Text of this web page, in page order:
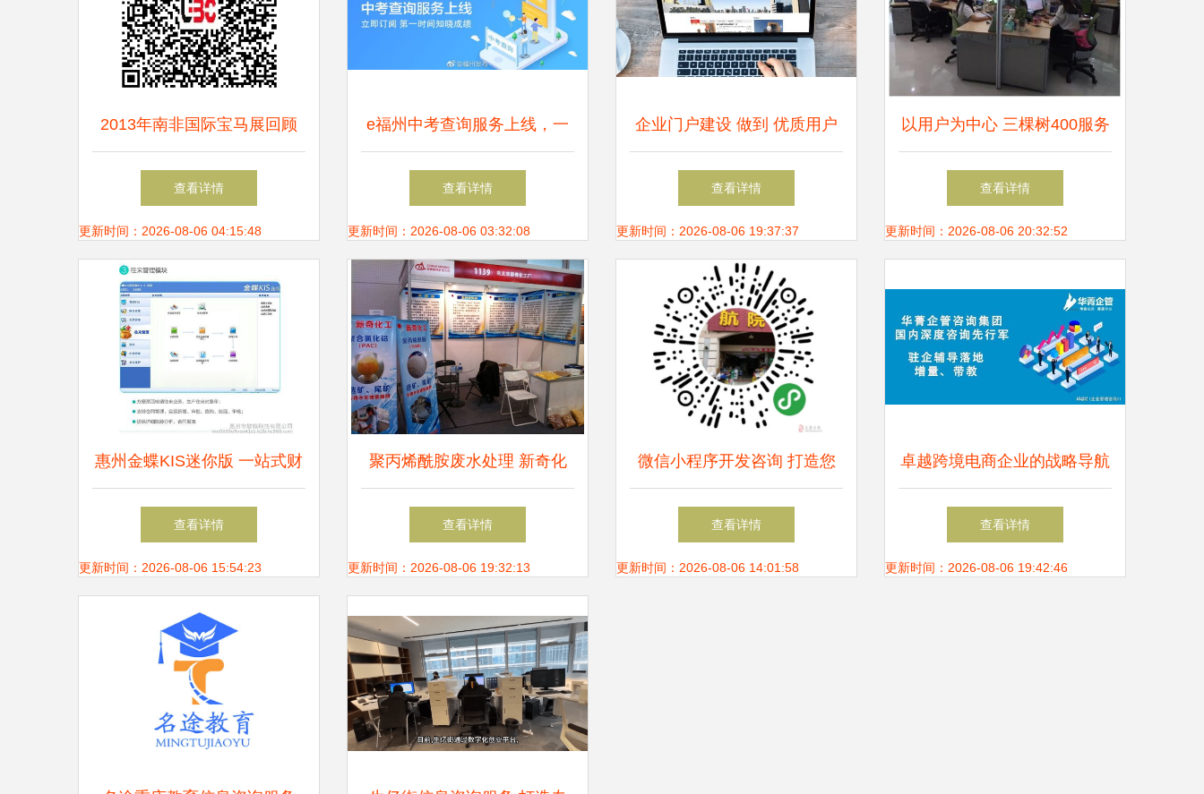
2013年南非国际宝马展回顾
价格、厂家与信息咨询指南
查看详情
更新时间：2026-08-06 04:15:48
e福州中考查询服务上线，一
站式信息咨询助力考生圆梦
查看详情
更新时间：2026-08-06 03:32:08
企业门户建设 做到 优质用户
体验 最重要
查看详情
更新时间：2026-08-06 19:37:37
以用户为中心 三棵树400服务
热线全面升级
查看详情
更新时间：2026-08-06 20:32:52
惠州金蝶KIS迷你版 一站式财
务与进销存管理解决方案
查看详情
更新时间：2026-08-06 15:54:23
聚丙烯酰胺废水处理 新奇化
工厂的专业信息咨询服务
查看详情
更新时间：2026-08-06 19:32:13
微信小程序开发咨询 打造您
的24小时产品宣传与信息服务
中心
查看详情
更新时间：2026-08-06 14:01:58
卓越跨境电商企业的战略导航
者——顶尖咨询管理机构全解
析
查看详情
更新时间：2026-08-06 19:42:46